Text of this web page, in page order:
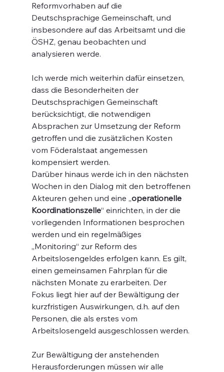
Reformvorhaben auf die
Deutschsprachige Gemeinschaft, und
insbesondere auf das Arbeitsamt und die
ÖSHZ, genau beobachten und
analysieren werde.
Ich werde mich weiterhin dafür einsetzen,
dass die Besonderheiten der
Deutschsprachigen Gemeinschaft
berücksichtigt, die notwendigen
Absprachen zur Umsetzung der Reform
getroffen und die zusätzlichen Kosten
vom Föderalstaat angemessen
kompensiert werden.
Darüber hinaus werde ich in den nächsten
Wochen in den Dialog mit den betroffenen
Akteuren gehen und eine „operationelle
Koordinationszelle“ einrichten, in der die
vorliegenden Informationen besprochen
werden und ein regelmäßiges
„Monitoring“ zur Reform des
Arbeitslosengeldes erfolgen kann. Es gilt,
einen gemeinsamen Fahrplan für die
nächsten Monate zu erarbeiten. Der
Fokus liegt hier auf der Bewältigung der
kurzfristigen Auswirkungen, d.h. auf den
Personen, die als erstes vom
Arbeitslosengeld ausgeschlossen werden.
Zur Bewältigung der anstehenden
Herausforderungen müssen wir alle